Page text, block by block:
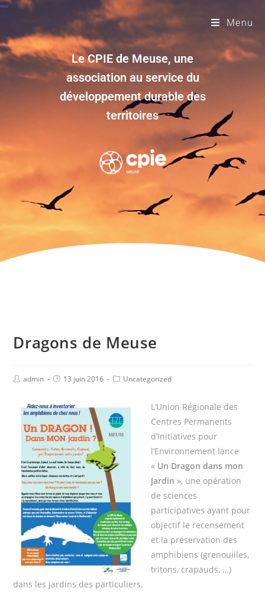
Menu
Le CPIE de Meuse, une
association au service du
développement durable des
territoires
Dragons de Meuse
admin 13 juin 2016 Uncategorized
L’Union Régionale des
Centres Permanents
d’Initiatives pour
l’Environnement lance
« Un Dragon dans mon
Jardin », une opération
de sciences
participatives ayant pour
objectif le recensement
et la préservation des
amphibiens (grenouilles,
tritons, crapauds, …)
dans les jardins des particuliers.